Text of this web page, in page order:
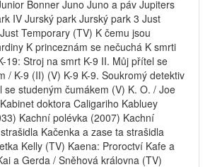
Bonner Juno Juno a páv Jupiters
IV Jurský park Jurský park 3 Just
Temporary (TV) K čemu jsou
K princeznám se nečuchá K smrti
19: Stroj na smrt K-9 II. Můj přítel se
/ K-9 (II) (V) K-9 K-9. Soukromý detektiv
se studeným čumákem (V) K. O. / Joe
doktora Caligariho Kabluey
Kachní polévka (2007) Kachní
Kačenka a zase ta strašidla
Kelly (TV) Kaena: Proroctví Kafe a
a Gerda / Sněhová královna (TV)